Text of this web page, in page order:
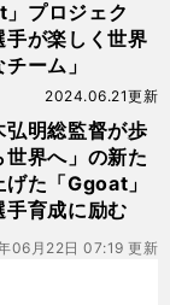
プロジェク
が楽しく世界
ーム」
明総監督が歩
界へ」の新た
た「Ggoat」
手育成に励む
2024.06.21更新
06月22日 07:19 更新